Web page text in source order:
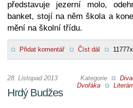
představuje jezerní molo,
banket, stojí na něm škola a
mění na školní třídu.
Přidat komentář Číst dál
Kategorie
Dvořáka
28. Listopad 2013
Hrdý Budžes